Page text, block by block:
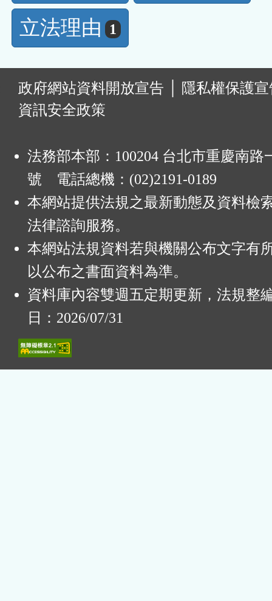
立法理由 1
政府網站資料開放宣告
隱私權保護
資訊安全政策
法務部本部：100204 台北市重慶南路
號 電話總機：(02)2191-0189
本網站提供法規之最新動態及資料檢
法律諮詢服務。
本網站法規資料若與機關公布文字有
以公布之書面資料為準。
資料庫內容雙週五定期更新，法規整
日：2026/07/31